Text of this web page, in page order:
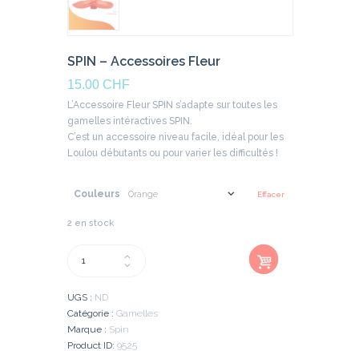
SPIN – Accessoires Fleur
15.00 CHF
L’Accessoire Fleur SPIN s’adapte sur toutes les
gamelles intéractives SPIN.
C’est un accessoire niveau facile, idéal pour les
Loulou débutants ou pour varier les difficultés !
Couleurs Effacer
2 en stock
-
Accessoires
Fleur
Ajout
er au
panier
UGS : ND
Catégorie : Gamelles
Marque : Spin
Product ID: 9525